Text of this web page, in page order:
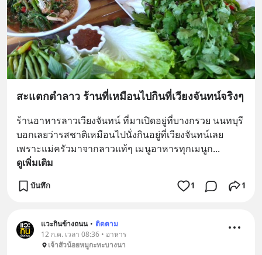
สะแตกตำลาว ร้านที่เหมือนไปกินที่เวียงจันทน์จริงๆ
ร้านอาหารลาวเวียงจันทน์ ที่มาเปิดอยู่ที่บางกรวย นนทบุรี
บอกเลยว่ารสชาติเหมือนไปนั่งกินอยู่ที่เวียงจันทน์เลย
เพราะแม่ครัวมาจากลาวแท้ๆ เมนูอาหารทุกเมนูก...
ดูเพิ่มเติม
บันทึก 1 1
แวะกินข้างถนน • ติดตาม
12 ก.ค. เวลา 08:36 • อาหาร
เจ้าสัวน้อยหมูกะทะบางนา